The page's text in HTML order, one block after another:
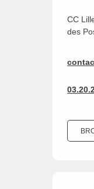
CC
des